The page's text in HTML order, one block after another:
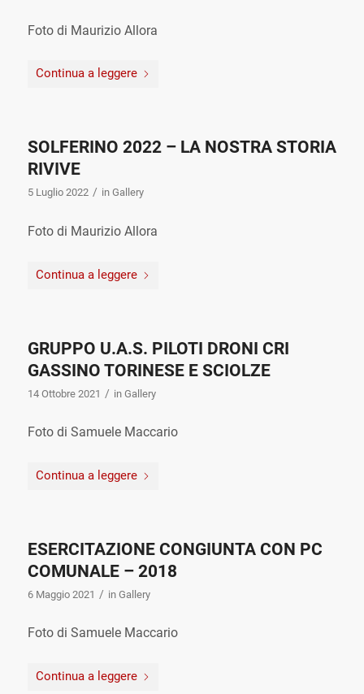
Foto di Maurizio Allora
Continua a leggere
SOLFERINO 2022 – LA NOSTRA STORIA
RIVIVE
5 Luglio 2022 / in Gallery
Foto di Maurizio Allora
Continua a leggere
GRUPPO U.A.S. PILOTI DRONI CRI
GASSINO TORINESE E SCIOLZE
14 Ottobre 2021 / in Gallery
Foto di Samuele Maccario
Continua a leggere
ESERCITAZIONE CONGIUNTA CON PC
COMUNALE – 2018
6 Maggio 2021 / in Gallery
Foto di Samuele Maccario
Continua a leggere